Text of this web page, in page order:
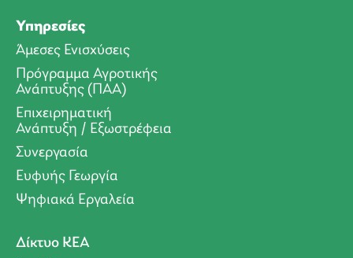
Υπηρεσίες
Άμεσες Ενισχύσεις
Πρόγραμμα Αγροτικής
Ανάπτυξης (ΠΑΑ)
Επιχειρηματική
Ανάπτυξη / Εξωστρέφεια
Συνεργασία
Ευφυής Γεωργία
Ψηφιακά Εργαλεία
Δίκτυο ΚΕΑ